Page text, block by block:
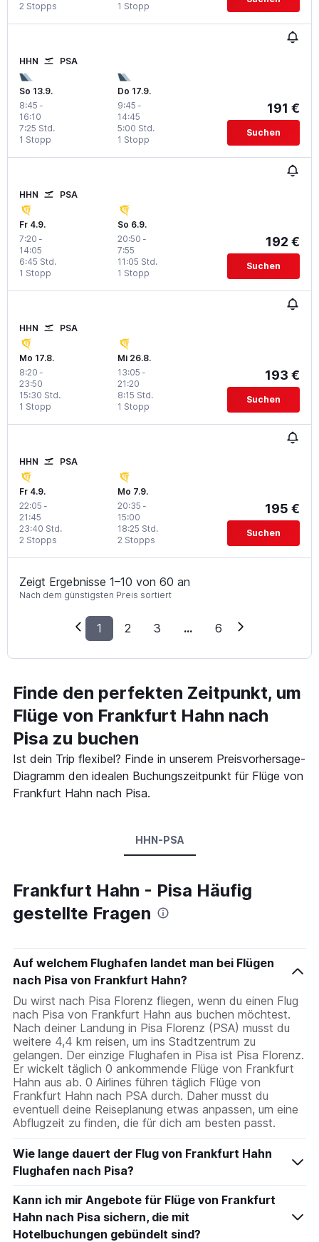
2 Stopps 1 Stopp
HHN PSA
So 13.9.
8:45 -
16:10
1 Stopp
7:25 Std.
Do 17.9.
9:45 -
14:45
1 Stopp
5:00 Std.
191 €
Suchen
HHN PSA
Fr 4.9.
7:20 -
14:05
1 Stopp
6:45 Std.
So 6.9.
20:50 -
7:55
1 Stopp
11:05 Std.
192 €
Suchen
HHN PSA
Mo 17.8.
8:20 -
23:50
1 Stopp
15:30 Std.
Mi 26.8.
13:05 -
21:20
1 Stopp
8:15 Std.
193 €
Suchen
HHN PSA
Fr 4.9.
22:05 -
21:45
2 Stopps
23:40 Std.
Mo 7.9.
20:35 -
15:00
2 Stopps
18:25 Std.
195 €
Suchen
Zeigt Ergebnisse 1–10 von 60 an
Nach dem günstigsten Preis sortiert
1 2 3 ... 6
Finde den perfekten Zeitpunkt, um
Flüge von Frankfurt Hahn nach
Pisa zu buchen
Ist dein Trip flexibel? Finde in unserem Preisvorhersage-
Diagramm den idealen Buchungszeitpunkt für Flüge von
Frankfurt Hahn nach Pisa.
HHN-PSA
Frankfurt Hahn - Pisa Häufig
gestellte Fragen
Auf welchem Flughafen landet man bei Flügen
nach Pisa von Frankfurt Hahn?
Du wirst nach Pisa Florenz fliegen, wenn du einen Flug
nach Pisa von Frankfurt Hahn aus buchen möchtest.
Nach deiner Landung in Pisa Florenz (PSA) musst du
weitere 4,4 km reisen, um ins Stadtzentrum zu
gelangen. Der einzige Flughafen in Pisa ist Pisa Florenz.
Er wickelt täglich 0 ankommende Flüge von Frankfurt
Hahn aus ab. 0 Airlines führen täglich Flüge von
Frankfurt Hahn nach PSA durch. Daher musst du
eventuell deine Reiseplanung etwas anpassen, um eine
Abflugzeit zu finden, die für dich am besten passt.
Wie lange dauert der Flug von Frankfurt Hahn
Flughafen nach Pisa?
Kann ich mir Angebote für Flüge von Frankfurt
Hahn nach Pisa sichern, die mit
Hotelbuchungen gebündelt sind?